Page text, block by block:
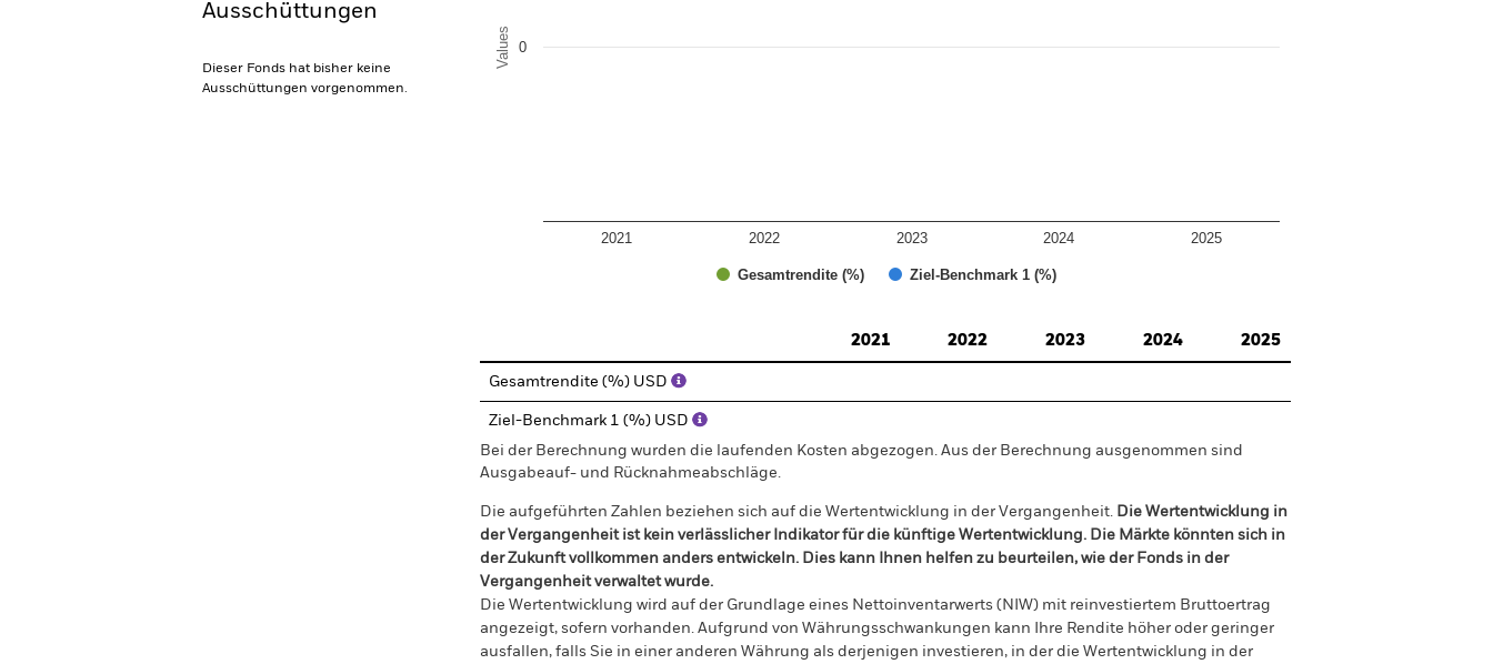
Ausschüttungen
Dieser Fonds hat bisher keine
Ausschüttungen vorgenommen.
Values
Gesamtrendite (%) Ziel-Benchmark 1 (%)
2021 2022 2023 2024 2025
0
2021
2022 2023 2024 2025
Gesamtrendite (%) USD
Ziel-Benchmark 1 (%) USD
Bei der Berechnung wurden die laufenden Kosten abgezogen. Aus der Berechnung ausgenommen sind
Ausgabeauf- und Rücknahmeabschläge.
Die aufgeführten Zahlen beziehen sich auf die Wertentwicklung in der Vergangenheit. Die Wertentwicklung in
der Vergangenheit ist kein verlässlicher Indikator für die künftige Wertentwicklung. Die Märkte könnten sich in
der Zukunft vollkommen anders entwickeln. Dies kann Ihnen helfen zu beurteilen, wie der Fonds in der
Vergangenheit verwaltet wurde.
Die Wertentwicklung wird auf der Grundlage eines Nettoinventarwerts (NIW) mit reinvestiertem Bruttoertrag
angezeigt, sofern vorhanden. Aufgrund von Währungsschwankungen kann Ihre Rendite höher oder geringer
ausfallen, falls Sie in einer anderen Währung als derjenigen investieren, in der die Wertentwicklung in der